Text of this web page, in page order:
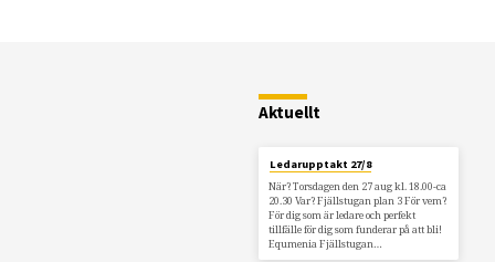
Aktuellt
Ledarupptakt 27/8
När? Torsdagen den 27 aug kl. 18.00-ca
20.30 Var? Fjällstugan plan 3 För vem?
För dig som är ledare och perfekt
tillfälle för dig som funderar på att bli!
Equmenia Fjällstugan…